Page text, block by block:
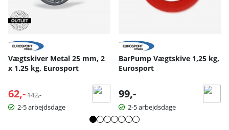
Vægtskiver Metal 25 mm, 2
x 1.25 kg, Eurosport
62,- Normalpris:
142,-
2-5 arbejdsdage
BarPump Vægtskive 1,25 kg,
Eurosport
99,-
2-5 arbejdsdage